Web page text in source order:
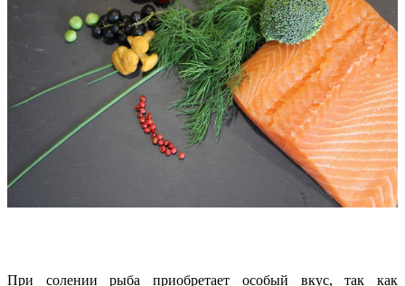
При солении рыба приобретает особый вкус, так как